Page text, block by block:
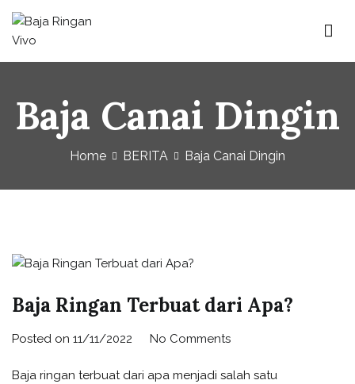
Baja Ringan Vivo
Website Baja Ringan Vivo
Baja Canai Dingin
Home BERITA Baja Canai Dingin
Baja Ringan Terbuat dari Apa?
Posted on 11/11/2022 No Comments
Baja ringan terbuat dari apa menjadi salah satu